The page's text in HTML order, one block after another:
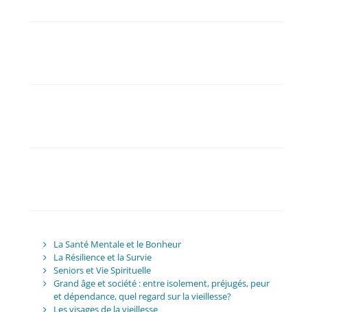
La Santé Mentale et le Bonheur
La Résilience et la Survie
Seniors et Vie Spirituelle
Grand âge et société : entre isolement, préjugés, peur
et dépendance, quel regard sur la vieillesse?
Les visages de la vieillesse